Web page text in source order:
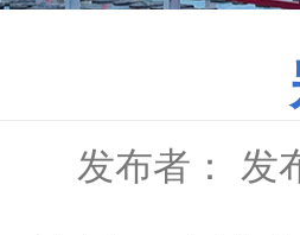
发布者： 发